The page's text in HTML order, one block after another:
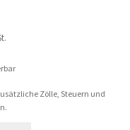
Zölle, Steuern und